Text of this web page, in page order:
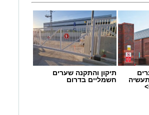
תיקון והתקנה שערים
חשמליים בדרום